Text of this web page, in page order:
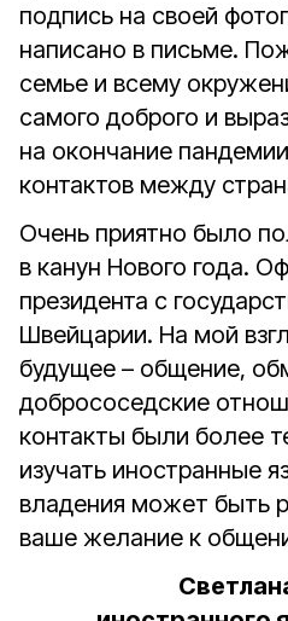
подпись на своей
написано в письме.
семье и всему
самого доброго и
на окончание
контактов между
Очень приятно было
в канун Нового года.
президента с
Швейцарии. На мой
будущее – общение,
добрососедские
контакты были более
изучать иностранные
владения может быть
ваше желание к